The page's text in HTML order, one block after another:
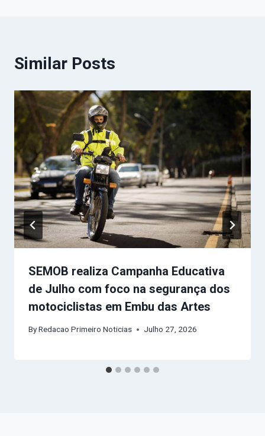
Similar Posts
SEMOB realiza Campanha Educativa
de Julho com foco na segurança dos
motociclistas em Embu das Artes
ByRedacao Primeiro Noticias Julho 27, 2026